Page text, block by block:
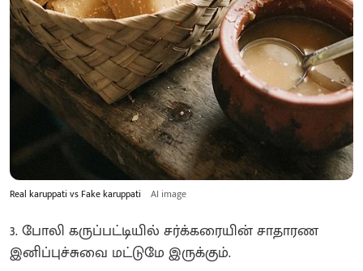
Real karuppati vs Fake karuppati AI image
3. போலி கருப்பட்டியில் சர்க்கரையின் சாதாரண
இனிப்புச்சுவை மட்டுமே இருக்கும்.